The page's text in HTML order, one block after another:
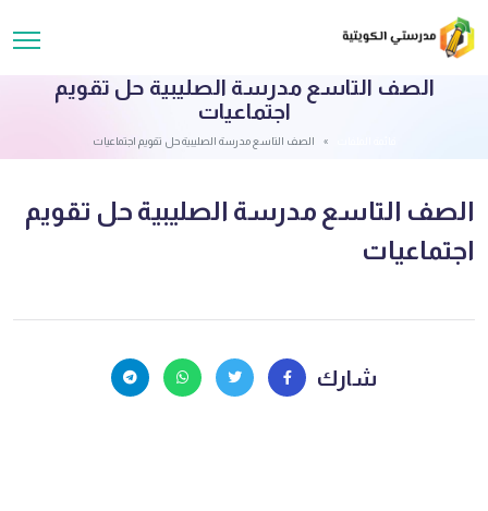
الصف التاسع مدرسة الصليبية حل تقويم
اجتماعيات
الصف التاسع مدرسة الصليبية حل تقويم اجتماعيات
الصف التاسع مدرسة الصليبية حل تقويم
اجتماعيات
شارك